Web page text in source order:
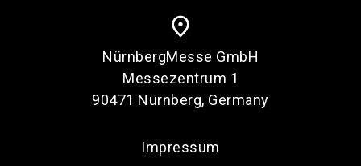
place
NürnbergMesse GmbH
Messezentrum 1
90471 Nürnberg, Germany
Impressum